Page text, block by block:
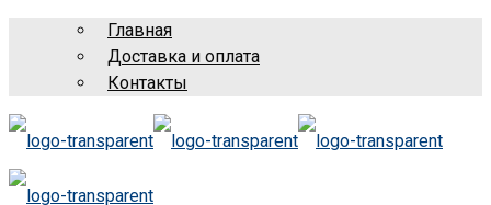
Главная
Доставка и оплата
Контакты